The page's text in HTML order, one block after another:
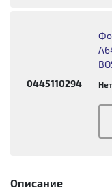
0445110294
Описание